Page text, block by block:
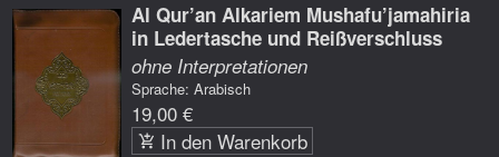
Al Qur’an Alkariem Mushafu’jamahiria
in Ledertasche und Reißverschluss
ohne Interpretationen
Sprache: Arabisch
19,00 €
In den Warenkorb